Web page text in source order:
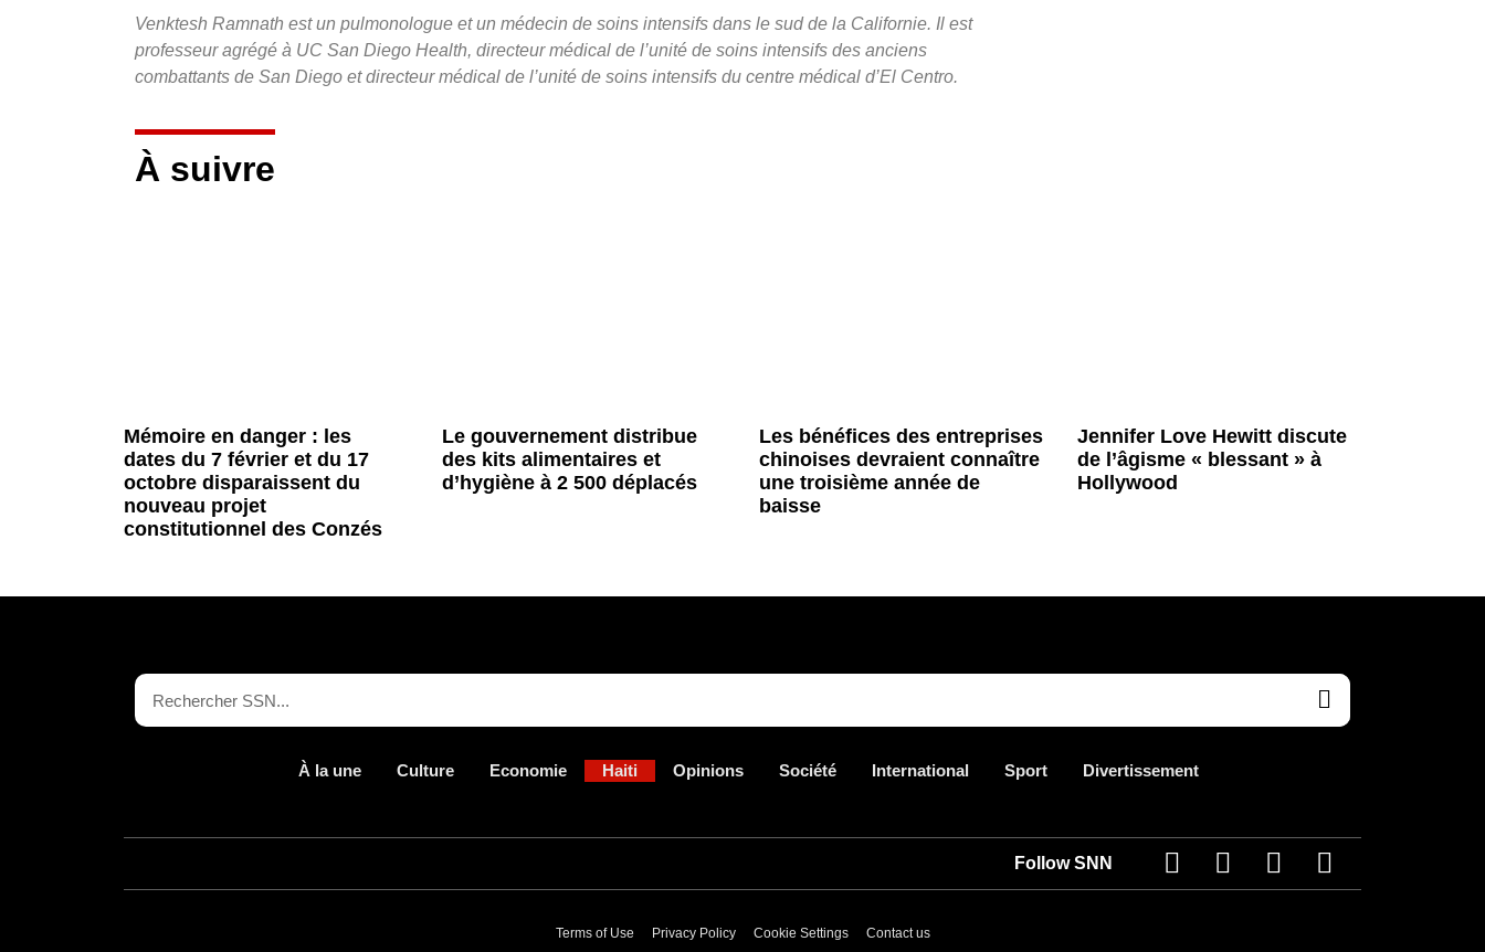
Venktesh Ramnath est un pulmonologue et un médecin de soins intensifs dans le sud de la Californie. Il est
professeur agrégé à UC San Diego Health, directeur médical de l’unité de soins intensifs des anciens
combattants de San Diego et directeur médical de l’unité de soins intensifs du centre médical d’El Centro.
À suivre
Mémoire en danger : les
dates du 7 février et du 17
octobre disparaissent du
nouveau projet
constitutionnel des Conzés
Le gouvernement distribue
des kits alimentaires et
d’hygiène à 2 500 déplacés
Les bénéfices des entreprises
chinoises devraient connaître
une troisième année de
baisse
Jennifer Love Hewitt discute
de l’âgisme « blessant » à
Hollywood
À la une Culture Economie Haiti Opinions Société International Sport Divertissement
Follow SNN
Terms of Use Privacy Policy Cookie Settings Contact us